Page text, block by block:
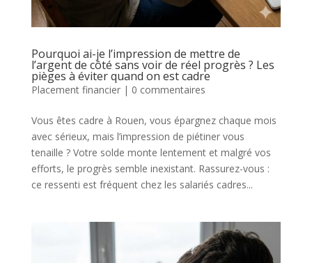
Pourquoi ai-je l’impression de mettre de
l’argent de côté sans voir de réel progrès ? Les
pièges à éviter quand on est cadre
Placement financier| 0 commentaires
Vous êtes cadre à Rouen, vous épargnez chaque mois
avec sérieux, mais l’impression de piétiner vous
tenaille ? Votre solde monte lentement et malgré vos
efforts, le progrès semble inexistant. Rassurez-vous :
ce ressenti est fréquent chez les salariés cadres...